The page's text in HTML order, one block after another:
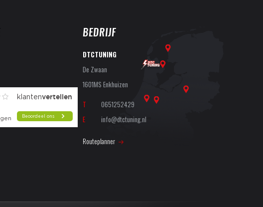
BEDRIJF
DTCTUNING
De Zwaan
1601MS Enkhuizen
T
0651252429
E
info@dtctuning.nl
Routeplanner